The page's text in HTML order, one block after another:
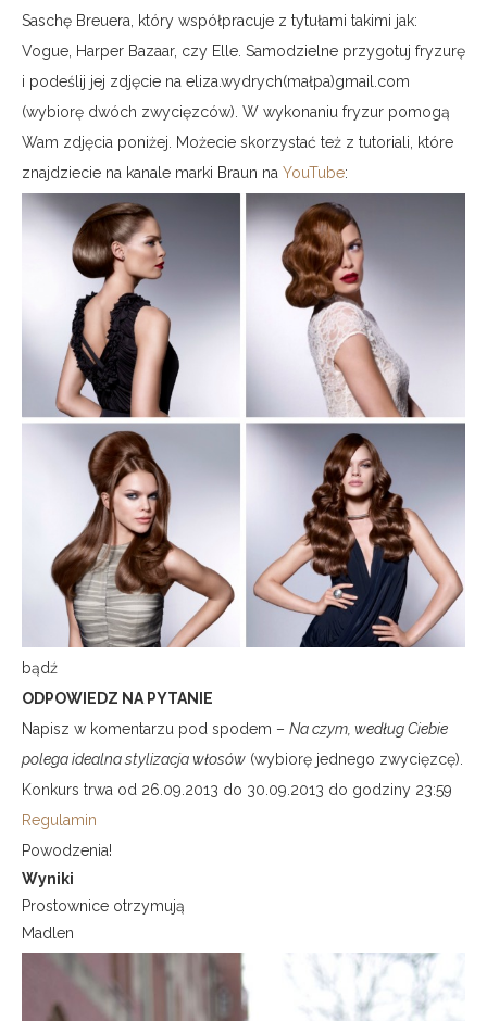
Saschę Breuera, który współpracuje z tytułami takimi jak:
Vogue, Harper Bazaar, czy Elle. Samodzielne przygotuj fryzurę
i podeślij jej zdjęcie na eliza.wydrych(małpa)gmail.com
(wybiorę dwóch zwycięzców). W wykonaniu fryzur pomogą
Wam zdjęcia poniżej. Możecie skorzystać też z tutoriali, które
znajdziecie na kanale marki Braun na YouTube:
bądź
ODPOWIEDZ NA PYTANIE
Napisz w komentarzu pod spodem – Na czym, według Ciebie
polega idealna stylizacja włosów (wybiorę jednego zwycięzcę).
Konkurs trwa od 26.09.2013 do 30.09.2013 do godziny 23:59
Regulamin
Powodzenia!
Wyniki
Prostownice otrzymują
Madlen